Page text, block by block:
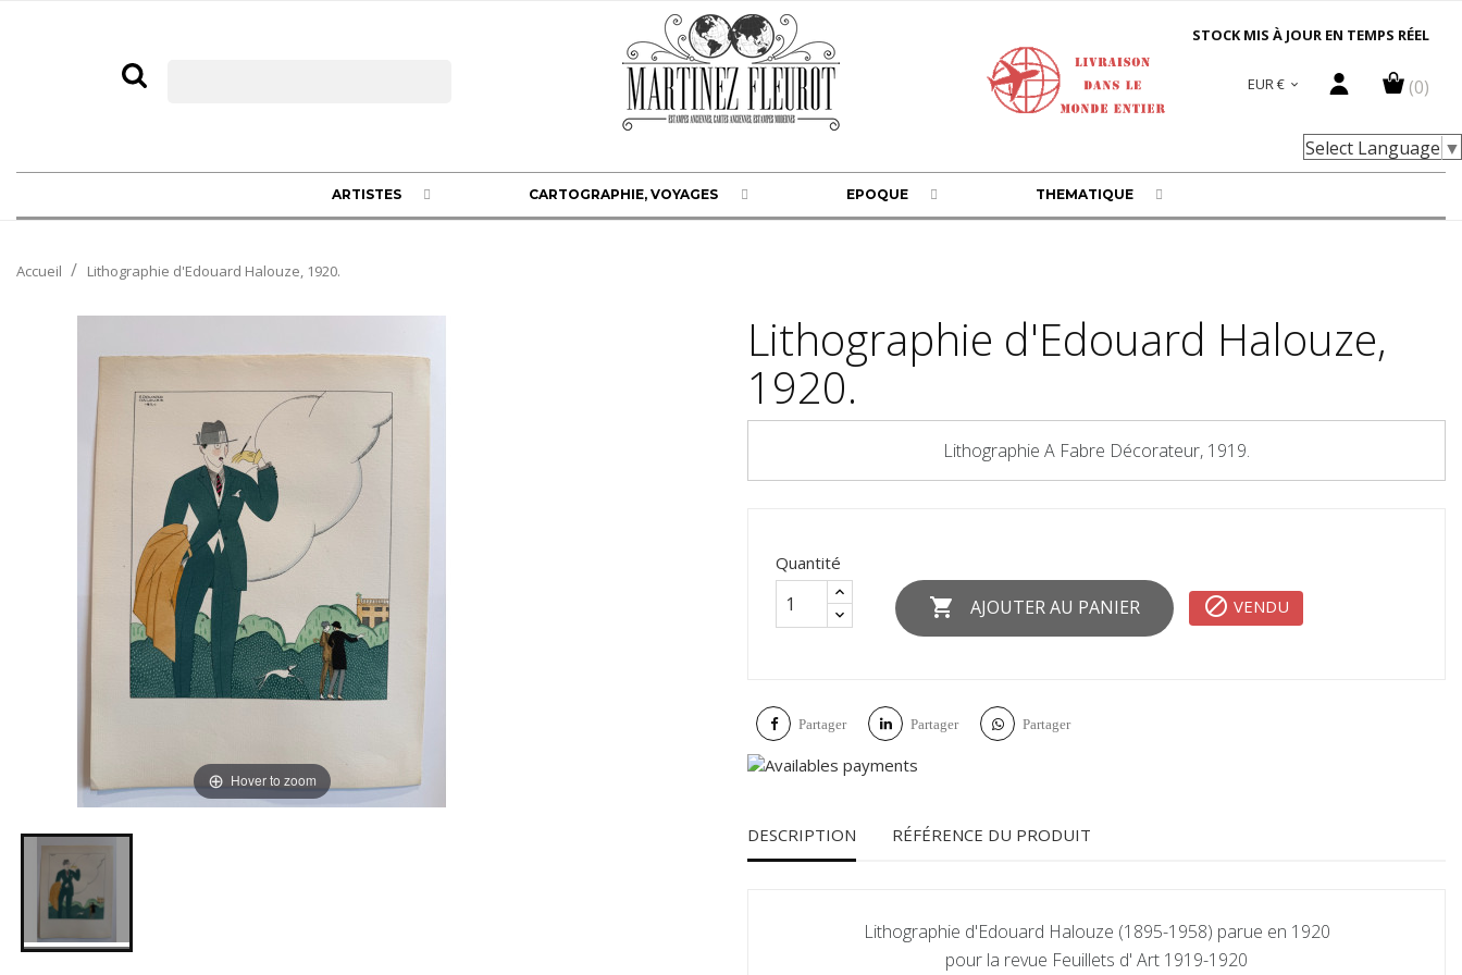
STOCK MIS À JOUR EN TEMPS RÉEL
(0)
EUR € 
Select Language ▼
ARTISTES CARTOGRAPHIE, VOYAGES EPOQUE THEMATIQUE
Accueil Lithographie d'Edouard Halouze, 1920.
Hover to zoom
Lithographie d'Edouard Halouze,
1920.
Lithographie A Fabre Décorateur, 1919.
Quantité
 AJOUTER AU PANIER  VENDU
Partager Partager Partager
DESCRIPTION RÉFÉRENCE DU PRODUIT
Lithographie d'Edouard Halouze (1895-1958) parue en 1920
pour la revue Feuillets d' Art 1919-1920